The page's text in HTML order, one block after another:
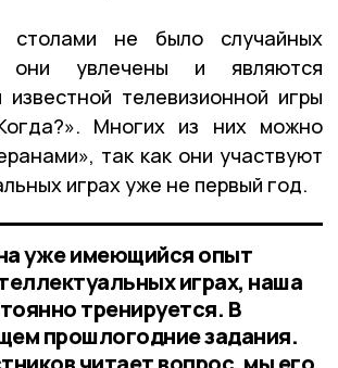
столами не было случайных
увлечены и являются
известной телевизионной игры
Многих из них можно
так как они участвуют
играх уже не первый год.
уже имеющийся опыт
играх, наша
тренируется. В
прошлогодние задания.